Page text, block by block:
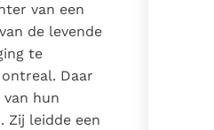
van een
de levende
te
Daar
hun
Zij leidde een